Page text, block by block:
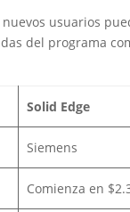
nuevos usuarios
del programa
Solid Edge
Siemens
Comienza en